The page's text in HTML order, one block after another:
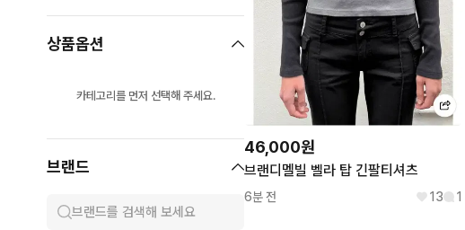
상품옵션
카테고리를 먼저 선택해 주세요.
브랜드
46,000원
브랜디멜빌 벨라 탑 긴팔티셔츠
6분 전 13 1